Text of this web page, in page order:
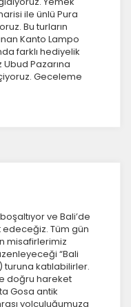
anonim olarak
ve
anlamamıza
görmeye devam
olabilirler.
ile ünlü Pura
Bu turların
Kanto Lampo
farklı hediyelik
Pazarına
Geceleme
ve Bali’de
Tüm gün
misafirlerimiz
“Bali
turuna katılabilirler.
doğru hareket
Gosa antik
yolculuğumuza